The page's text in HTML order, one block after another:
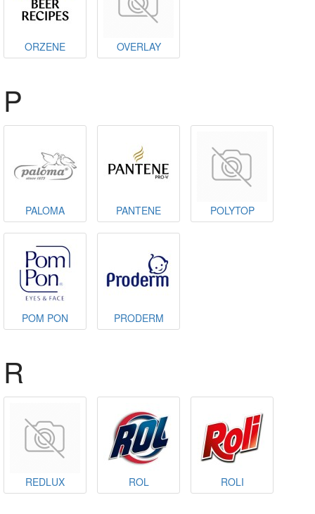
ORZENE OVERLAY
P
PALOMA PANTENE POLYTOP
POM PON PRODERM
R
REDLUX ROL ROLI